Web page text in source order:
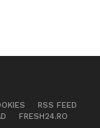
RSS FEED
FRESH24.RO